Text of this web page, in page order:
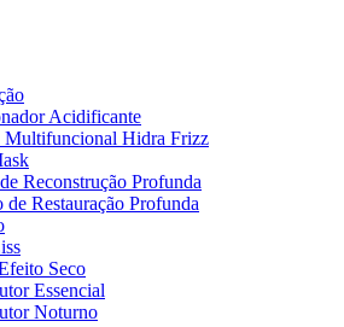
Acidificante
Multifuncional Hidra Frizz
Reconstrução Profunda
de Restauração Profunda
Seco
Essencial
Noturno